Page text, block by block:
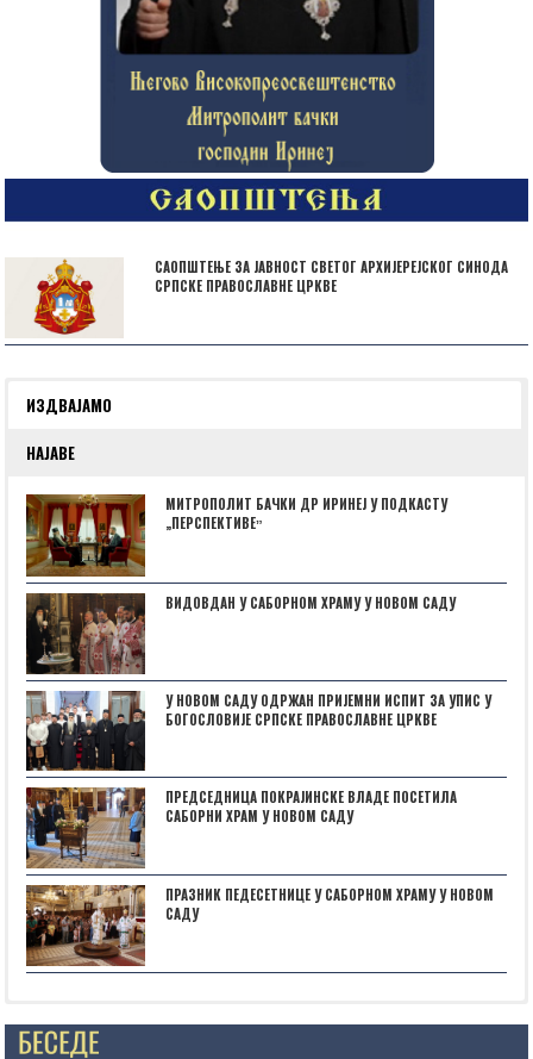
САОПШТЕЊЕ ЗА ЈАВНОСТ СВЕТОГ АРХИЈЕРЕЈСКОГ СИНОДА
СРПСКЕ ПРАВОСЛАВНЕ ЦРКВЕ
ИЗДВАЈАМО
НАЈАВЕ
МИТРОПОЛИТ БАЧКИ ДР ИРИНЕЈ У ПОДКАСТУ
„ПЕРСПЕКТИВЕˮ
ВИДОВДАН У САБОРНОМ ХРАМУ У НОВОМ САДУ
У НОВОМ САДУ ОДРЖАН ПРИЈЕМНИ ИСПИТ ЗА УПИС У
БОГОСЛОВИЈЕ СРПСКЕ ПРАВОСЛАВНЕ ЦРКВЕ
ПРЕДСЕДНИЦА ПОКРАЈИНСКЕ ВЛАДЕ ПОСЕТИЛА
САБОРНИ ХРАМ У НОВОМ САДУ
ПРАЗНИК ПЕДЕСЕТНИЦЕ У САБОРНОМ ХРАМУ У НОВОМ
САДУ
Posts not found